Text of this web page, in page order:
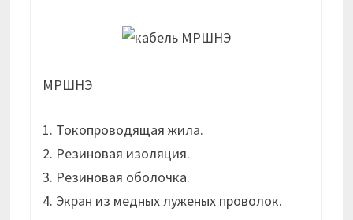
МРШНЭ
1. Токопроводящая жила.
2. Резиновая изоляция.
3. Резиновая оболочка.
4. Экран из медных луженых проволок.